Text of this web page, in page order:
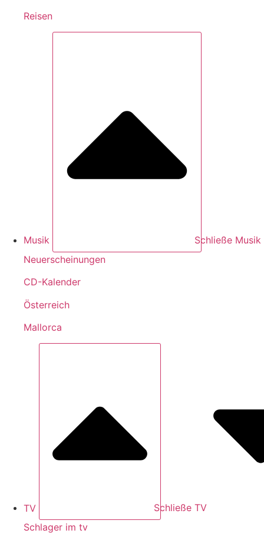
Reisen
Musik
Schließe Musik
Neuerscheinungen
CD-Kalender
Österreich
Mallorca
TV
Schließe TV
Schlager im tv